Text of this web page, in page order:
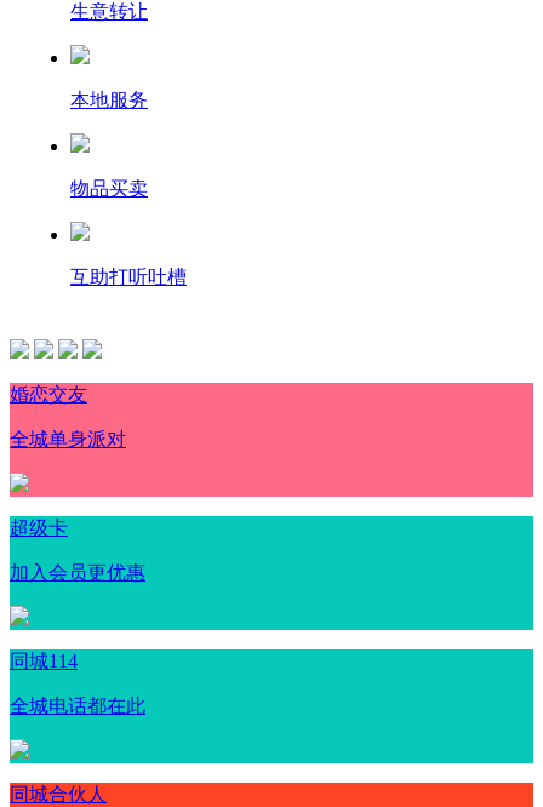
生意转让
本地服务
物品买卖
互助打听吐槽
婚恋交友
全城单身派对
超级卡
加入会员更优惠
同城114
全城电话都在此
同城合伙人